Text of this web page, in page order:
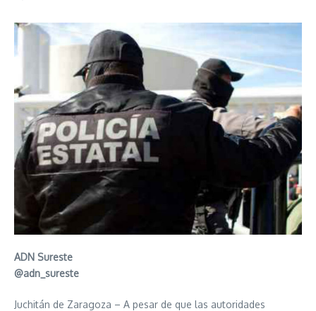
ADN Sureste
@adn_sureste
Juchitán de Zaragoza – A pesar de que las autoridades